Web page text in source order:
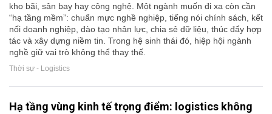
kho bãi, sân bay hay công nghệ. Một ngành muốn đi xa còn cần
“hạ tầng mềm”: chuẩn mực nghề nghiệp, tiếng nói chính sách, kết
nối doanh nghiệp, đào tạo nhân lực, chia sẻ dữ liệu, thúc đẩy hợp
tác và xây dựng niềm tin. Trong hệ sinh thái đó, hiệp hội ngành
nghề giữ vai trò không thể thay thế.
Thời sự - Logistics
Hạ tầng vùng kinh tế trọng điểm: logistics không